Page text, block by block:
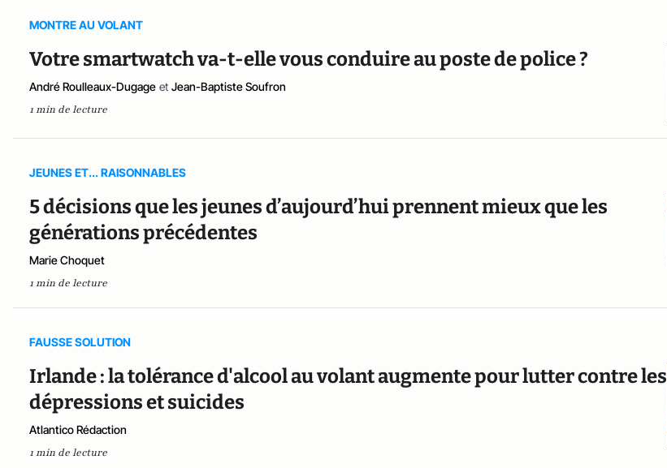
MONTRE AU VOLANT
Votre smartwatch va-t-elle vous conduire au poste de police ?
André Roulleaux-Dugage et Jean-Baptiste Soufron
1 min de lecture
JEUNES ET... RAISONNABLES
5 décisions que les jeunes d’aujourd’hui prennent mieux que les
générations précédentes
Marie Choquet
1 min de lecture
FAUSSE SOLUTION
Irlande : la tolérance d'alcool au volant augmente pour lutter contre les
dépressions et suicides
Atlantico Rédaction
1 min de lecture